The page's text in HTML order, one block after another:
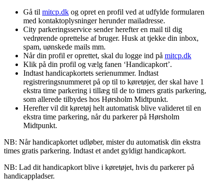
Gå til mitcp.dk og opret en profil ved at udfylde formularen
med kontaktoplysninger herunder mailadresse.
City parkeringsservice sender herefter en mail til dig
vedrørende oprettelse af bruger. Husk at tjekke din inbox,
spam, uønskede mails mm.
Når din profil er oprettet, skal du logge ind på mitcp.dk
Klik på din profil og vælg fanen ‘Handicapkort’.
Indtast handicapkortets serienummer. Indtast
registreringsnummeret på op til to køretøjer, der skal have 1
ekstra time parkering i tillæg til de to timers gratis parkering,
som allerede tilbydes hos Hørsholm Midtpunkt.
Herefter vil dit køretøj helt automatisk blive valideret til en
ekstra time parkering, når du parkerer på Hørsholm
Midtpunkt.
NB: Når handicapkortet udløber, mister du automatisk din ekstra
times gratis parkering. Indtast et andet gyldigt handicapkort.
NB: Lad dit handicapkort blive i køretøjet, hvis du parkerer på
handicappladser.